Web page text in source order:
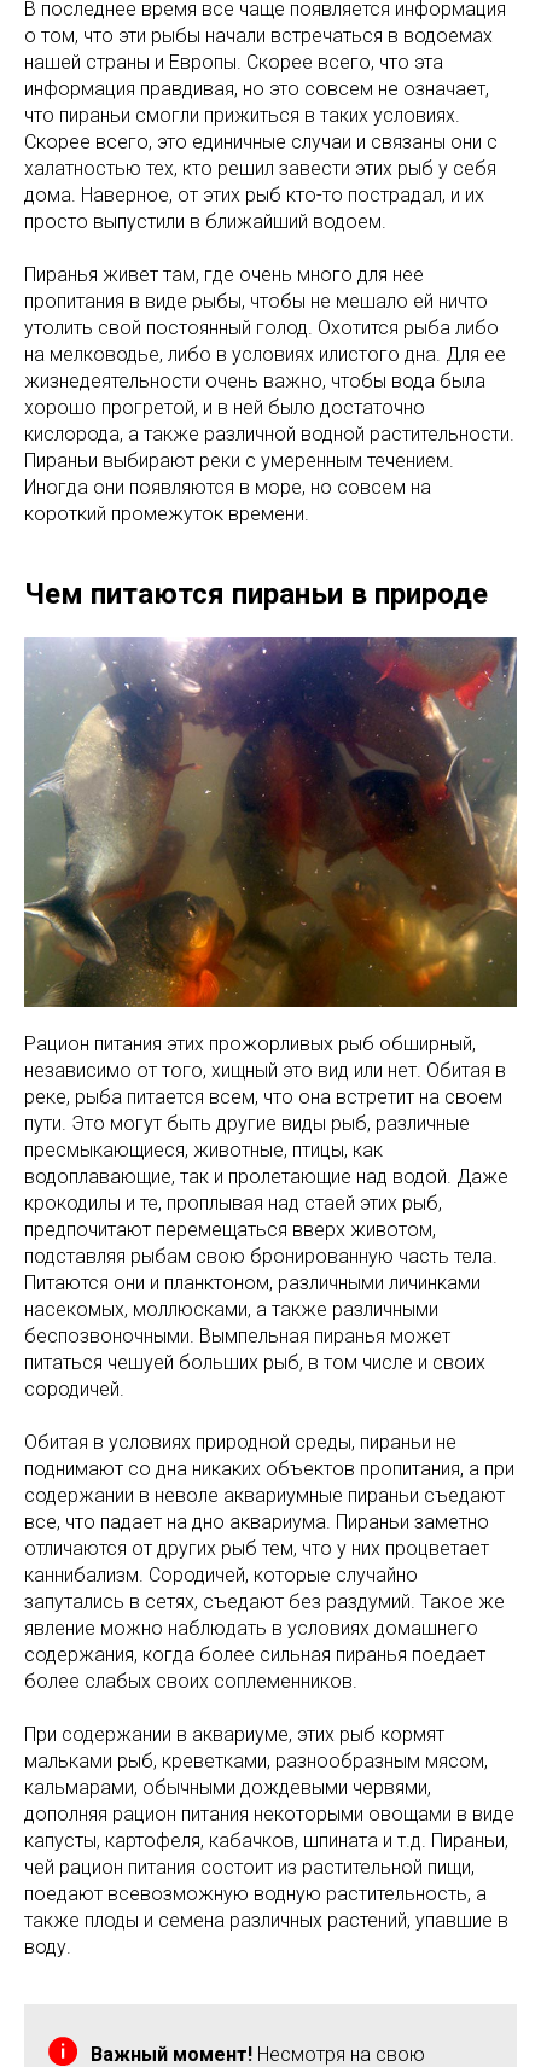
В последнее время все чаще появляется информация
о том, что эти рыбы начали встречаться в водоемах
нашей страны и Европы. Скорее всего, что эта
информация правдивая, но это совсем не означает,
что пираньи смогли прижиться в таких условиях.
Скорее всего, это единичные случаи и связаны они с
халатностью тех, кто решил завести этих рыб у себя
дома. Наверное, от этих рыб кто-то пострадал, и их
просто выпустили в ближайший водоем.
Пиранья живет там, где очень много для нее
пропитания в виде рыбы, чтобы не мешало ей ничто
утолить свой постоянный голод. Охотится рыба либо
на мелководье, либо в условиях илистого дна. Для ее
жизнедеятельности очень важно, чтобы вода была
хорошо прогретой, и в ней было достаточно
кислорода, а также различной водной растительности.
Пираньи выбирают реки с умеренным течением.
Иногда они появляются в море, но совсем на
короткий промежуток времени.
Чем питаются пираньи в природе
Рацион питания этих прожорливых рыб обширный,
независимо от того, хищный это вид или нет. Обитая в
реке, рыба питается всем, что она встретит на своем
пути. Это могут быть другие виды рыб, различные
пресмыкающиеся, животные, птицы, как
водоплавающие, так и пролетающие над водой. Даже
крокодилы и те, проплывая над стаей этих рыб,
предпочитают перемещаться вверх животом,
подставляя рыбам свою бронированную часть тела.
Питаются они и планктоном, различными личинками
насекомых, моллюсками, а также различными
беспозвоночными. Вымпельная пиранья может
питаться чешуей больших рыб, в том числе и своих
сородичей.
Обитая в условиях природной среды, пираньи не
поднимают со дна никаких объектов пропитания, а при
содержании в неволе аквариумные пираньи съедают
все, что падает на дно аквариума. Пираньи заметно
отличаются от других рыб тем, что у них процветает
каннибализм. Сородичей, которые случайно
запутались в сетях, съедают без раздумий. Такое же
явление можно наблюдать в условиях домашнего
содержания, когда более сильная пиранья поедает
более слабых своих соплеменников.
При содержании в аквариуме, этих рыб кормят
мальками рыб, креветками, разнообразным мясом,
кальмарами, обычными дождевыми червями,
дополняя рацион питания некоторыми овощами в виде
капусты, картофеля, кабачков, шпината и т.д. Пираньи,
чей рацион питания состоит из растительной пищи,
поедают всевозможную водную растительность, а
также плоды и семена различных растений, упавшие в
воду.
Важный момент! Несмотря на свою